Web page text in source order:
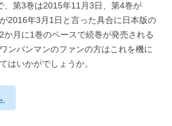
、第3巻は2015年11月3日、第4巻が
2016年3月1日と言った具合に日本版の
か月に1巻のペースで続巻が発売される
ンパンマンのファンの方はこれを機に
はいかがでしょうか。